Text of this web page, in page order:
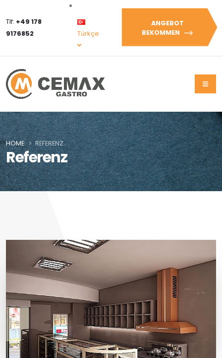
Tlf: +49 178
9176852
Türkçe
ANGEBOT
BEKOMMEN
Referenz
HOME REFERENZ